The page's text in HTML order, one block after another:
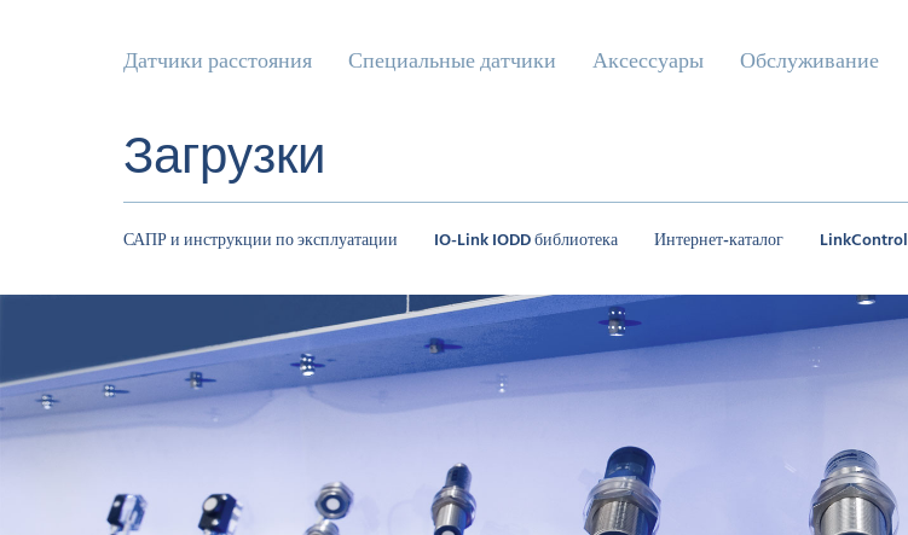
Датчики расстояния Специальные датчики Аксессуары Обслуживание
Загрузки
САПР и инструкции по эксплуатации IO-Link IODD библиотека Интернет-каталог LinkControl